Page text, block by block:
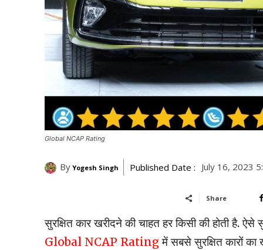
Global NCAP Rating
By Yogesh Singh Published Date : July 16, 2023
Share
सुरक्षित कार खरीदने की चाहत हर किसी की होती है.
Global NCAP Ratingमें सबसे सुरक्षित कारों